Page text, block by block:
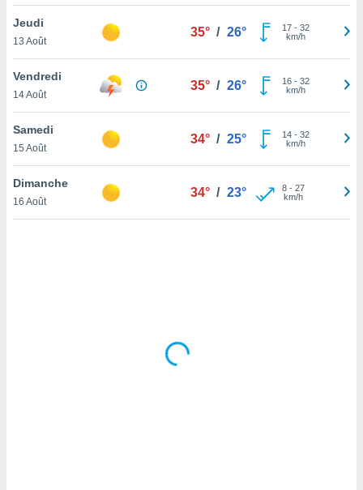
votre
à
en
le
Jeudi
13 Août
35° / 26° 17- 32
km/h
Vendredi
14 Août
35° / 26° 16- 32
km/h
Samedi
15 Août
34° / 25° 14- 32
km/h
Dimanche
16 Août
34° / 23° 8- 27
km/h